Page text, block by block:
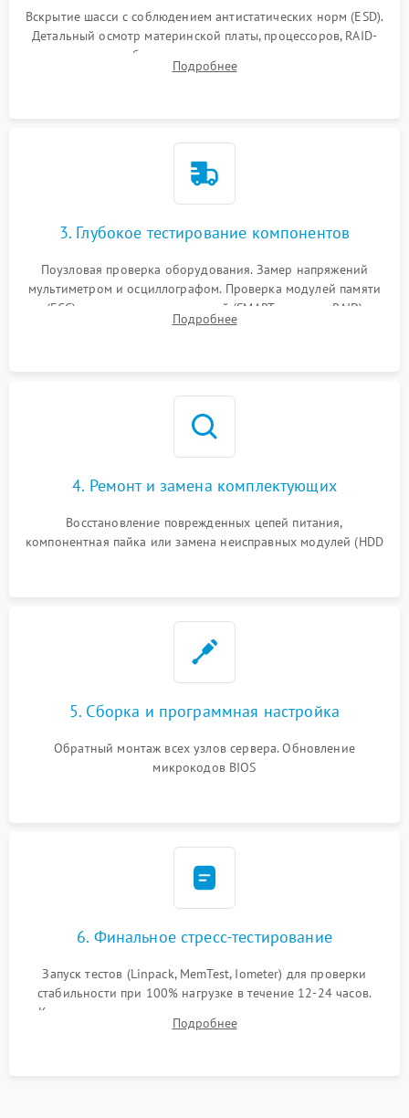
Вскрытие шасси с соблюдением антистатических норм (ESD).
Детальный осмотр материнской платы, процессоров, RAID-
контроллеров и блоков питания на наличие термических
повреждений, прогаров или окислений.
Подробнее
3. Глубокое тестирование компонентов
Поузловая проверка оборудования. Замер напряжений
мультиметром и осциллографом. Проверка модулей памяти
(ECC) и состояния накопителей (SMART, массивы RAID)
специализированными диагностическими утилитами.
Подробнее
4. Ремонт и замена комплектующих
Восстановление поврежденных цепей питания,
компонентная пайка или замена неисправных модулей (HDD
5. Сборка и программная настройка
Обратный монтаж всех узлов сервера. Обновление
микрокодов BIOS
6. Финальное стресс-тестирование
Запуск тестов (Linpack, MemTest, Iometer) для проверки
стабильности при 100% нагрузке в течение 12-24 часов.
Контроль температурных режимов, проверка отсутствия
троттлинга и подготовка сервера к выдаче.
Подробнее